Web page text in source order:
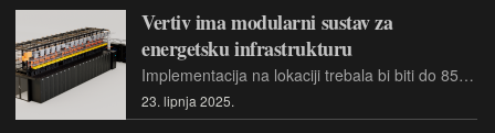
Vertiv ima modularni sustav za
energetsku infrastrukturu
Implementacija na lokaciji trebala bi biti do 85 posto brža u usporedbi s tradicionalnim metodama gradnje, omogućujući postavljanje podatkovnih centara većih od 1 MW dnevno, uz jedan radni tim.
23. lipnja 2025.